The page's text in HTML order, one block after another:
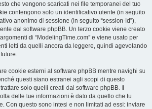
che vengono scaricati nei file temporanei del tuo
contengono solo un identificativo utente (in seguito
anonimo di sessione (in seguito “session-id”),
dal software phpBB. Un terzo cookie viene creato
di “ModelingTime.com” e viene usato per
letti da quelli ancora da leggere, quindi agevolando
cookie esterni al software phpBB mentre navighi su
questi siano estranei agli scopi di questo
solo quelli creati dal software phpBB. Il
delle tue informazioni è dato da quello che tu
Con questo sono intesi e non limitati ad essi: inviare